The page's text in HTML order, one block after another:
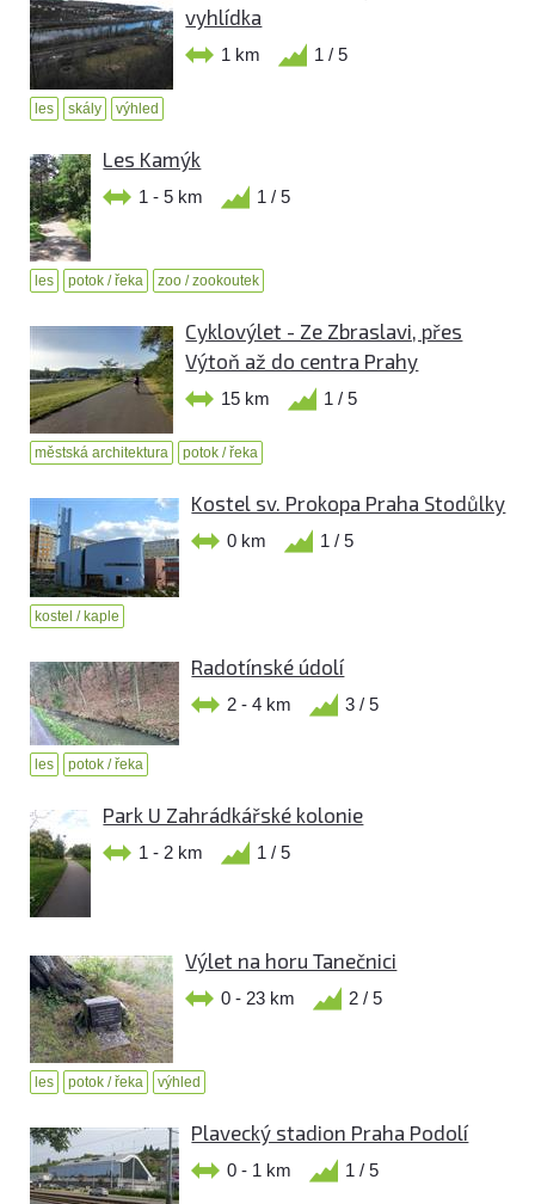
vyhlídka
1 km 1 / 5
les skály výhled
Les Kamýk
1 - 5 km 1 / 5
les potok / řeka zoo / zookoutek
Cyklovýlet - Ze Zbraslavi, přes
Výtoň až do centra Prahy
15 km 1 / 5
městská architektura potok / řeka
Kostel sv. Prokopa Praha Stodůlky
0 km 1 / 5
kostel / kaple
Radotínské údolí
2 - 4 km 3 / 5
les potok / řeka
Park U Zahrádkářské kolonie
1 - 2 km 1 / 5
Výlet na horu Tanečnici
0 - 23 km 2 / 5
les potok / řeka výhled
Plavecký stadion Praha Podolí
0 - 1 km 1 / 5